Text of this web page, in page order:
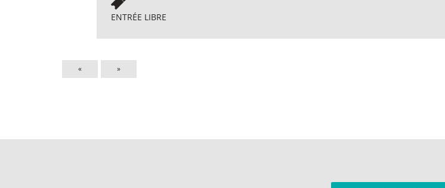
ENTRÉE LIBRE
« »